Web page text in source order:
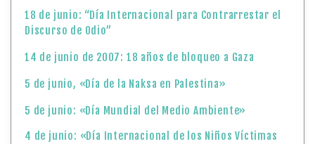
18 de junio: “Día Internacional para Contrarrestar el
Discurso de Odio”
14 de junio de 2007: 18 años de bloqueo a Gaza
5 de junio, «Día de la Naksa en Palestina»
5 de junio: «Día Mundial del Medio Ambiente»
4 de junio: «Día Internacional de los Niños Víctimas